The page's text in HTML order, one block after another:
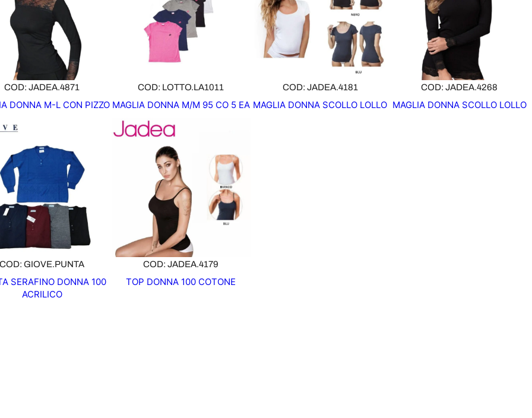
COD: JADEA.4871
DONNA M-L CON PIZZO
COD: LOTTO.LA1011
MAGLIA DONNA M/M 95 CO 5 EA
COD: JADEA.4181
MAGLIA DONNA SCOLLO LOLLO
COD: JADEA.4268
MAGLIA DONNA SCOLLO LOLLO
COD: GIOVE.PUNTA
SERAFINO DONNA 100
ACRILICO
COD: JADEA.4179
TOP DONNA 100 COTONE